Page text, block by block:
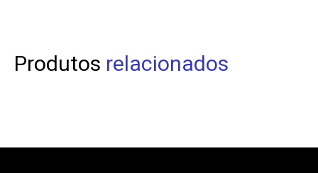
Produtos relacionados